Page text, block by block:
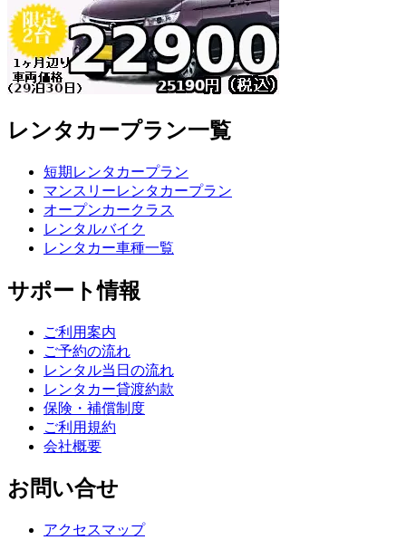
レンタカープラン一覧
短期レンタカープラン
マンスリーレンタカープラン
オープンカークラス
レンタルバイク
レンタカー車種一覧
サポート情報
ご利用案内
ご予約の流れ
レンタル当日の流れ
レンタカー貸渡約款
保険・補償制度
ご利用規約
会社概要
お問い合せ
アクセスマップ